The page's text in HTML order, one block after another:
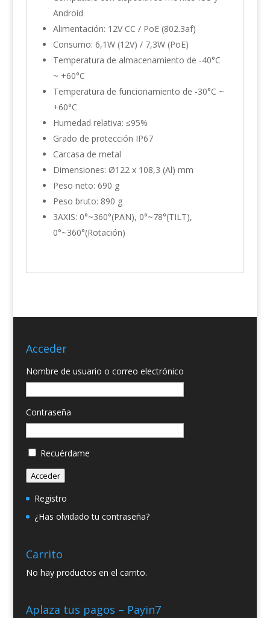
Android
Alimentación: 12V CC / PoE (802.3af)
Consumo: 6,1W (12V) / 7,3W (PoE)
Temperatura de almacenamiento de -40°C
~ +60°C
Temperatura de funcionamiento de -30°C ~
+60°C
Humedad relativa: ≤95%
Grado de protección IP67
Carcasa de metal
Dimensiones: Ø122 x 108,3 (Al) mm
Peso neto: 690 g
Peso bruto: 890 g
3AXIS: 0°~360°(PAN), 0°~78°(TILT),
0°~360°(Rotación)
Acceder
Nombre de usuario o correo electrónico
Contraseña
Recuérdame
Acceder
Registro
¿Has olvidado tu contraseña?
Carrito
No hay productos en el carrito.
Aplaza tus pagos – Payin7